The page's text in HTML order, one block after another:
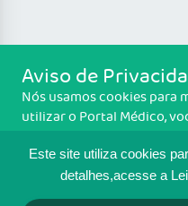
Este site utiliza cookies
detalhes,acesse a
Aviso de
Nós usamos cookies para
utilizar o Portal Médico,
cookies. Se você